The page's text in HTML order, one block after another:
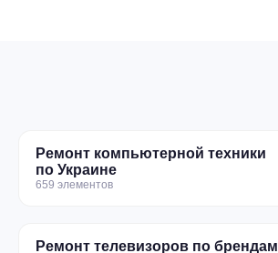
Ремонт компьютерной техники
по Украине
659 элементов
Ремонт телевизоров по брендам